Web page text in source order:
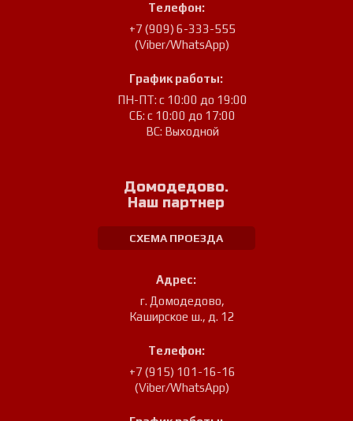
Телефон:
+7 (909) 6-333-555
(Viber/WhatsApp)
График работы:
ПН-ПТ: с 10:00 до 19:00
СБ: с 10:00 до 17:00
ВС: Выходной
Домодедово.
Наш партнер
СХЕМА ПРОЕЗДА
Адрес:
г. Домодедово,
Каширское ш., д. 12
Телефон:
+7 (915) 101-16-16
(Viber/WhatsApp)